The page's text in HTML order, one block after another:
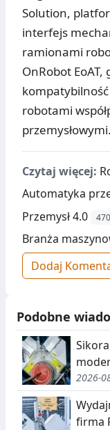
Solution,
interfejs
ramionami
OnRobot
robotami
przemysłowymi.
Czytaj więcej:
Automatyka
Przemysł 4.0 470
Branża
Dodaj
Podobne
2026-
firma